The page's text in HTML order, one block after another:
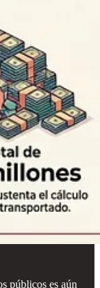
públicos es aún